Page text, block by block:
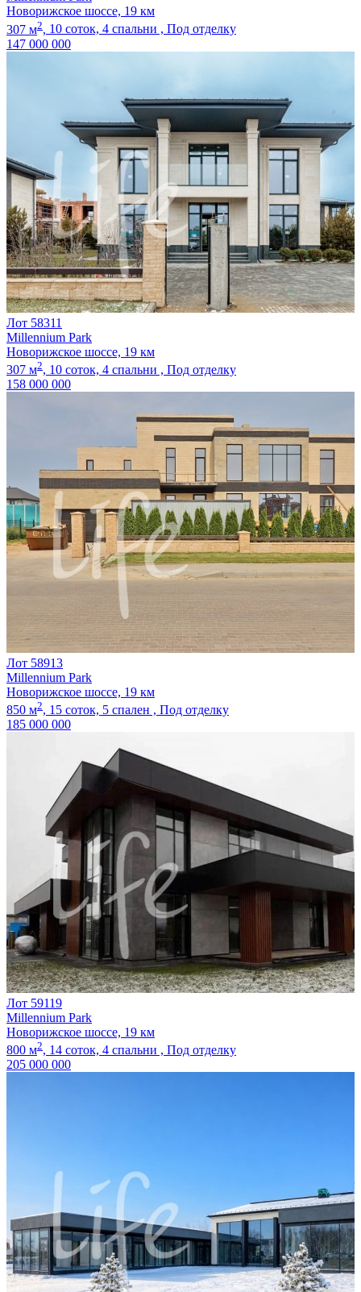
Новорижское шоссе, 19 км
307 м2, 10 соток, 4 спальни , Под отделку
147 000 000
Лот 58311
Millennium Park
Новорижское шоссе, 19 км
307 м2, 10 соток, 4 спальни , Под отделку
158 000 000
Лот 58913
Millennium Park
Новорижское шоссе, 19 км
850 м2, 15 соток, 5 спален , Под отделку
185 000 000
Лот 59119
Millennium Park
Новорижское шоссе, 19 км
800 м2, 14 соток, 4 спальни , Под отделку
205 000 000